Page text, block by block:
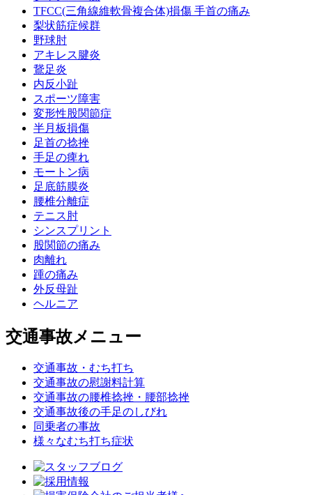
TFCC(三角線維軟骨複合体)損傷 手首の痛み
梨状筋症候群
野球肘
アキレス腱炎
鵞足炎
内反小趾
スポーツ障害
変形性股関節症
半月板損傷
足首の捻挫
手足の痺れ
モートン病
足底筋膜炎
腰椎分離症
テニス肘
シンスプリント
股関節の痛み
肉離れ
踵の痛み
外反母趾
ヘルニア
交通事故メニュー
交通事故・むち打ち
交通事故の慰謝料計算
交通事故の腰椎捻挫・腰部捻挫
交通事故後の手足のしびれ
同乗者の事故
様々なむち打ち症状